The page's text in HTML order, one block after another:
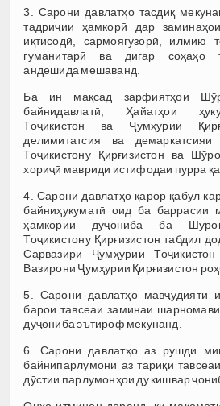
3. Сарони давлатҳо тасдиқ
тадриҷии ҳамкорӣ дар
иқтисодӣ, сармоягузорӣ, илмию
гуманитарӣ ва дигар соҳаҳо
андешида мешаванд.
Ба ин мақсад зарфиятҳои
байнидавлатӣ, Ҳайатҳои
Тоҷикистон ва Ҷумҳурии
делимитатсия ва демаркатсияи
Тоҷикистону Қирғизистон ва
хориҷӣ мавриди истифодаи пурра
4. Сарони давлатҳо қарор қабул
байниҳукуматӣ оид ба баррасии
ҳамкории дуҷониба ба Шӯрои
Тоҷикистону Қирғизистон табдил
Сарвазири Ҷумҳурии
Вазирони Ҷумҳурии Қирғизистон
5. Сарони давлатҳо мавҷудияти
барои тавсеаи заминаи
дуҷониба эътироф мекунанд.
6. Сарони давлатҳо аз рушди
байнипарлумонӣ аз тариқи
дӯстии парлумонҳои ду кишвар